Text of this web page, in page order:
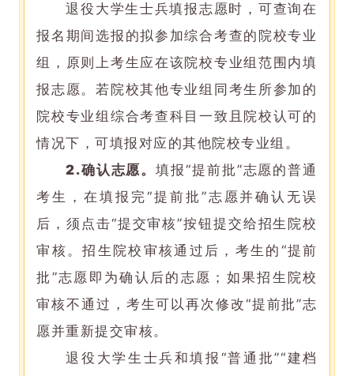
退役大学生士兵填报志愿时，可查询在
报名期间选报的拟参加综合考查的院校专业
组，原则上考生应在该院校专业组范围内填
报志愿。若院校其他专业组同考生所参加的
院校专业组综合考查科目一致且院校认可的
情况下，可填报对应的其他院校专业组。
2.确认志愿。填报“提前批”志愿的普通
考生，在填报完“提前批”志愿并确认无误
后，须点击“提交审核”按钮提交给招生院校
审核。招生院校审核通过后，考生的“提前
批”志愿即为确认后的志愿；如果招生院校
审核不通过，考生可以再次修改“提前批”志
愿并重新提交审核。
退役大学生士兵和填报“普通批”“建档